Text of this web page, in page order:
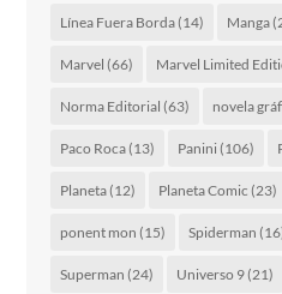
Línea Fuera Borda(14) Manga
Marvel (66) Marvel Limited
Norma Editorial (63) novela
Paco Roca(13) Panini(106)
Planeta(12) Planeta Comic (23)
ponent mon (15) Spiderman
Superman (24) Universo 9(21)